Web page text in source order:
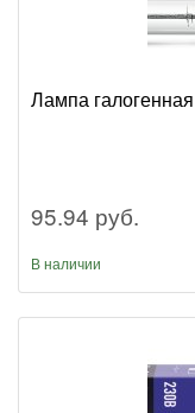
Лампа
95.94 руб.
В наличии